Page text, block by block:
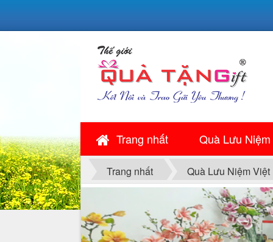
Trang nhất Quà Lưu
Trang nhất Quà Lưu Niệm Việt
QUÀ NGÀY LỄ